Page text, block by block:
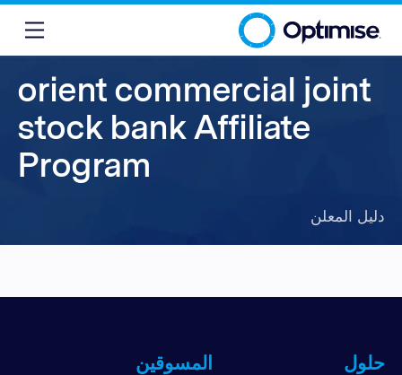
orient commercial joint
stock bank Affiliate
Program
دليل المعلن
حلول المسوقين